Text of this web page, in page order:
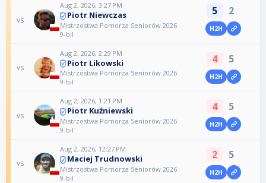
vs
Aug 2, 2026, 3:27 PM
Piotr Niewczas
Mistrzostwa Pomorza Seniorów 2026
9-bil
5 2
H2H
vs
Aug 2, 2026, 2:29 PM
Piotr Likowski
Mistrzostwa Pomorza Seniorów 2026
9-bil
4 5
H2H
vs
Aug 2, 2026, 1:21 PM
Piotr Kuźniewski
Mistrzostwa Pomorza Seniorów 2026
9-bil
4 5
H2H
vs
Aug 2, 2026, 12:27 PM
Maciej Trudnowski
Mistrzostwa Pomorza Seniorów 2026
9-bil
2 5
H2H